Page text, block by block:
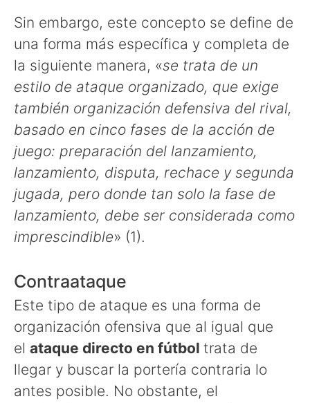
Sin embargo, este concepto se define de
una forma más específica y completa de
la siguiente manera, «se trata de un
estilo de ataque organizado, que exige
también organización defensiva del rival,
basado en cinco fases de la acción de
juego: preparación del lanzamiento,
lanzamiento, disputa, rechace y segunda
jugada, pero donde tan solo la fase de
lanzamiento, debe ser considerada como
imprescindible» (1).
Contraataque
Este tipo de ataque es una forma de
organización ofensiva que al igual que
el ataque directo en fútbol trata de
llegar y buscar la portería contraria lo
antes posible. No obstante, el